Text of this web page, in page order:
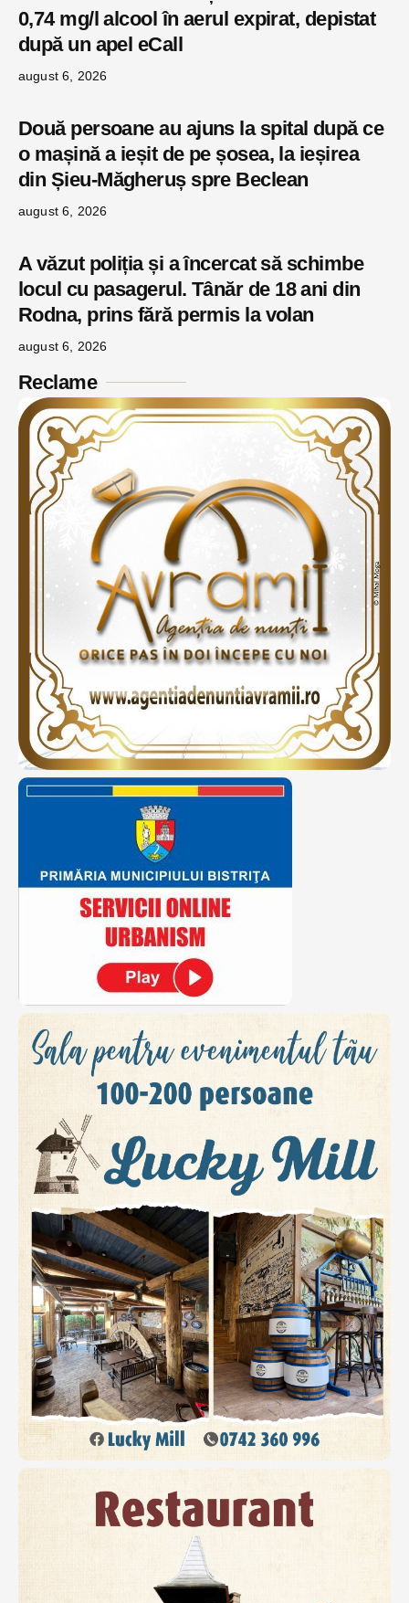
0,74 mg/l alcool în aerul expirat, depistat
după un apel eCall
august 6, 2026
Două persoane au ajuns la spital după ce
o mașină a ieșit de pe șosea, la ieșirea
din Șieu-Măgheruș spre Beclean
august 6, 2026
A văzut poliția și a încercat să schimbe
locul cu pasagerul. Tânăr de 18 ani din
Rodna, prins fără permis la volan
august 6, 2026
Reclame